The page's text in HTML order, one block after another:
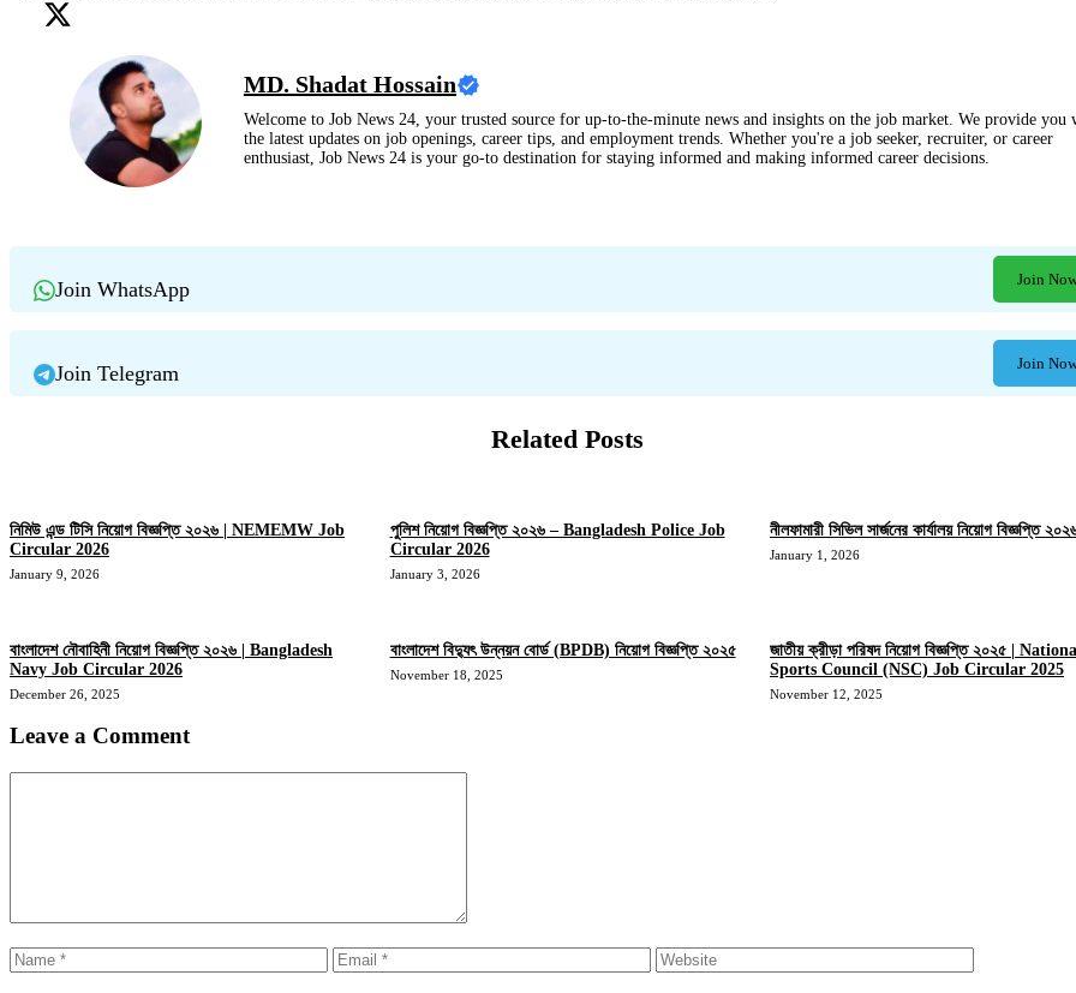
MD. Shadat Hossain
Welcome to Job News 24, your trusted source for up-to-the-minute news and insights on the job market. We provide you
the latest updates on job openings, career tips, and employment trends. Whether you're a job seeker, recruiter, or career
enthusiast, Job News 24 is your go-to destination for staying informed and making informed career decisions.
Join WhatsApp Join
Join Telegram Join
Related Posts
নিমিউ এন্ড টিসি নিয়োগ বিজ্ঞপ্তি ২০২৬ | NEMEMW Job
Circular 2026
January 9, 2026
পুলিশ নিয়োগ বিজ্ঞপ্তি ২০২৬ – Bangladesh Police Job
Circular 2026
January 3, 2026
নীলফামারী সিভিল সার্জনের কার্যালয় নিয়োগ বিজ্ঞপ্তি
January 1, 2026
বাংলাদেশ নৌবাহিনী নিয়োগ বিজ্ঞপ্তি ২০২৬ | Bangladesh
Navy Job Circular 2026
December 26, 2025
বাংলাদেশ বিদ্যুৎ উন্নয়ন বোর্ড (BPDB) নিয়োগ বিজ্ঞপ্তি ২০২৫
November 18, 2025
জাতীয় ক্রীড়া পরিষদ নিয়োগ বিজ্ঞপ্তি ২০২৫ |
Sports Council (NSC) Job Circular 2025
November 12, 2025
Leave a Comment
Name Email Website